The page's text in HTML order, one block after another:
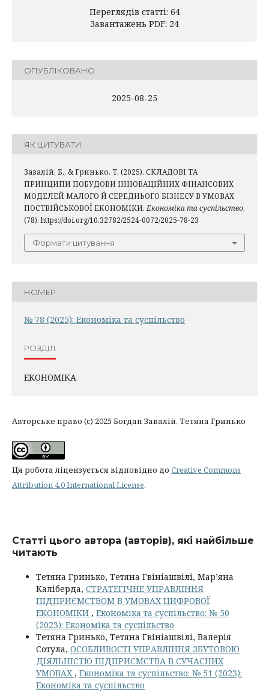
Переглядів статті: 64
Завантажень PDF: 24
ОПУБЛІКОВАНО
2025-08-25
ЯК ЦИТУВАТИ
Завалій, Б., & Гринько, Т. (2025). СКЛАДОВІ ТА
ПРИНЦИПИ ПОБУДОВИ ІННОВАЦІЙНИХ ФІНАНСОВИХ
МОДЕЛЕЙ МАЛОГО Й СЕРЕДНЬОГО БІЗНЕСУ В УМОВАХ
ПОСТВІЙСЬКОВОЇ ЕКОНОМІКИ. Економіка та суспільство,
(78). https://doi.org/10.32782/2524-0072/2025-78-23
Формати цитування
НОМЕР
№ 78 (2025): Економіка та суспільство
РОЗДІЛ
ЕКОНОМІКА
Авторське право (c) 2025 Богдан Завалій, Тетяна Гринько
Ця робота ліцензується відповідно до Creative Commons
Attribution 4.0 International License.
Статті цього автора (авторів), які найбільше
читають
Тетяна Гринько, Тетяна Гвініашвілі, Мар’яна
Каліберда, СТРАТЕГІЧНЕ УПРАВЛІННЯ
ПІДПРИЄМСТВОМ В УМОВАХ ЦИФРОВОЇ
ЕКОНОМІКИ , Економіка та суспільство: № 50
(2023): Економіка та суспільство
Тетяна Гринько, Тетяна Гвініашвілі, Валерія
Сотула, ОСОБЛИВОСТІ УПРАВЛІННЯ ЗБУТОВОЮ
ДІЯЛЬНІСТЮ ПІДПРИЄМСТВА В СУЧАСНИХ
УМОВАХ , Економіка та суспільство: № 51 (2023):
Економіка та суспільство